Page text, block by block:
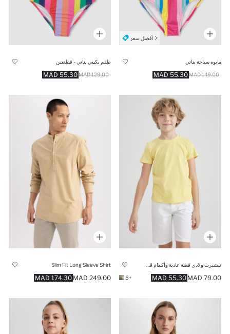
مايوه سباحة بناتي
55.30 MAD 149.00 MAD
طقم بكيني بناتي - قطعتين
55.30 MAD 129.00 MAD
55.30 MAD 79.00 MAD
+5
Slim Fit Long Sleeve Shirt
174.30 MAD 249.00 MAD